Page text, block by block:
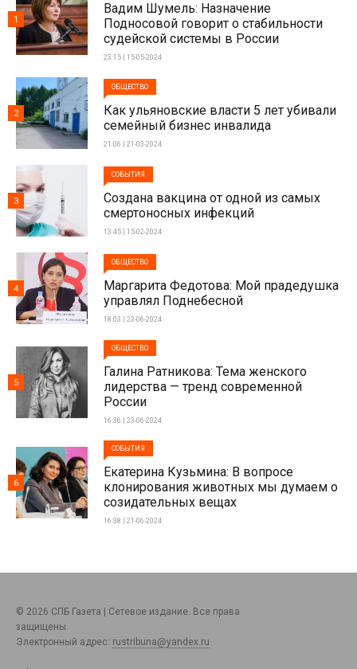
Вадим Шумель: Назначение
Подносовой говорит о стабильности
судейской системы в России
23:15 | 15-05-2024
1
ОБЩЕСТВО
Как ульяновские власти 5 лет убивали
семейный бизнес инвалида
21:06 | 21-03-2024
2
СОБЫТИЯ
Создана вакцина от одной из самых
смертоносных инфекций
13:45 | 15-02-2024
3
ОБЩЕСТВО
Маргарита Федотова: Мой прадедушка
управлял Поднебесной
18:03 | 23-06-2024
4
ОБЩЕСТВО
Галина Ратникова: Тема женского
лидерства — тренд современной
России
16:36 | 23-06-2024
5
СОБЫТИЯ
Екатерина Кузьмина: В вопросе
клонирования животных мы думаем о
созидательных вещах
16:38 | 21-06-2024
6
© 2026 СПБ Газета | Сетевое издание. Все права
защищены.
Электронный адрес: rustribuna@yandex.ru